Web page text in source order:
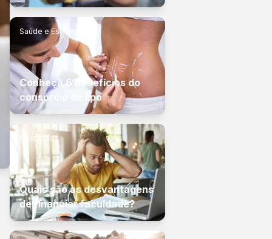
Saúde e Estética
Conheça 6 benefícios do
consórcio de lipo
Educação
Quais são as desvantagens
de financiar faculdade?